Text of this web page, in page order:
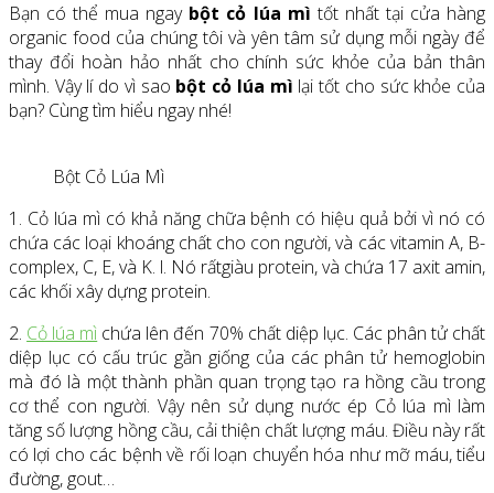
Bạn có thể mua ngay bột cỏ lúa mì tốt nhất tại cửa hàng
organic food của chúng tôi và yên tâm sử dụng mỗi ngày để
thay đổi hoàn hảo nhất cho chính sức khỏe của bản thân
mình. Vậy lí do vì sao bột cỏ lúa mì lại tốt cho sức khỏe của
bạn? Cùng tìm hiểu ngay nhé!
Bột Cỏ Lúa Mì
1. Cỏ lúa mì có khả năng chữa bệnh có hiệu quả bởi vì nó có
chứa các loại khoáng chất cho con người, và các vitamin A, B-
complex, C, E, và K. l. Nó rấtgiàu protein, và chứa 17 axit amin,
các khối xây dựng protein.
2. Cỏ lúa mì chứa lên đến 70% chất diệp lục. Các phân tử chất
diệp lục có cấu trúc gần giống của các phân tử hemoglobin
mà đó là một thành phần quan trọng tạo ra hồng cầu trong
cơ thể con người. Vậy nên sử dụng nước ép Cỏ lúa mì làm
tăng số lượng hồng cầu, cải thiện chất lượng máu. Điều này rất
có lợi cho các bệnh về rối loạn chuyển hóa như mỡ máu, tiểu
đường, gout…